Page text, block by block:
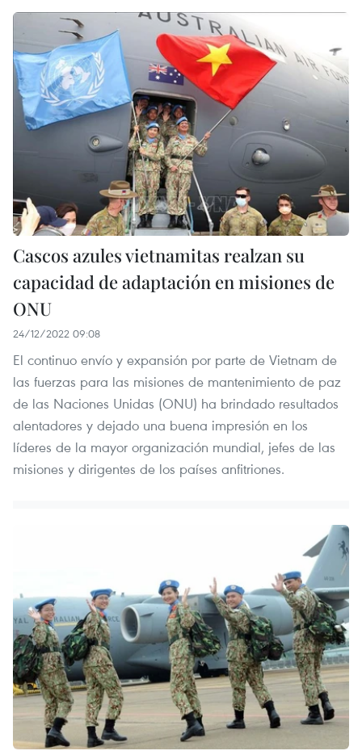
Cascos azules vietnamitas realzan su
capacidad de adaptación en misiones de
ONU
24/12/2022 09:08
El continuo envío y expansión por parte de Vietnam de
las fuerzas para las misiones de mantenimiento de paz
de las Naciones Unidas (ONU) ha brindado resultados
alentadores y dejado una buena impresión en los
líderes de la mayor organización mundial, jefes de las
misiones y dirigentes de los países anfitriones.